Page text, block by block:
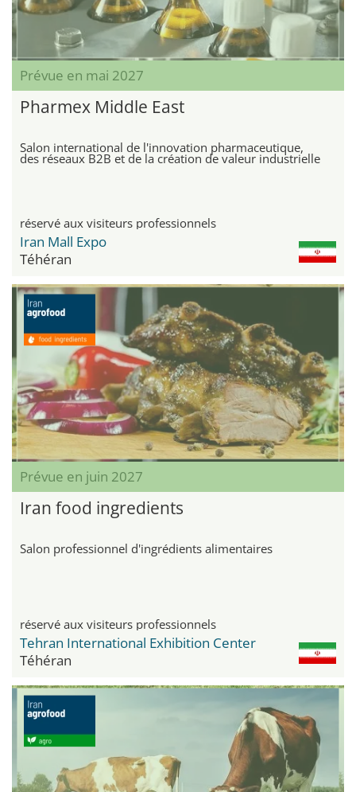
Prévue en mai 2027
Pharmex Middle East
Salon international de l'innovation pharmaceutique,
des réseaux B2B et de la création de valeur industrielle
réservé aux visiteurs professionnels
Iran Mall Expo
Téhéran
Prévue en juin 2027
Iran food ingredients
Salon professionnel d'ingrédients alimentaires
réservé aux visiteurs professionnels
Tehran International Exhibition Center
Téhéran